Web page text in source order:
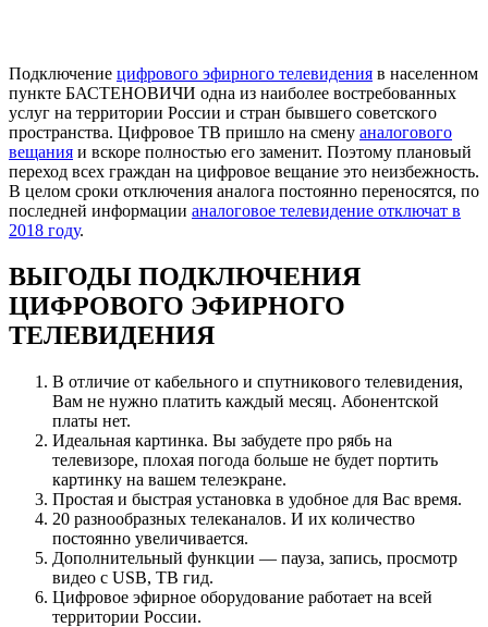
Подключение цифрового эфирного телевидения в населенном
пункте БАСТЕНОВИЧИ одна из наиболее востребованных
услуг на территории России и стран бывшего советского
пространства. Цифровое ТВ пришло на смену аналогового
вещания и вскоре полностью его заменит. Поэтому плановый
переход всех граждан на цифровое вещание это неизбежность.
В целом сроки отключения аналога постоянно переносятся, по
последней информации аналоговое телевидение отключат в
2018 году.
ВЫГОДЫ ПОДКЛЮЧЕНИЯ
ЦИФРОВОГО ЭФИРНОГО
ТЕЛЕВИДЕНИЯ
В отличие от кабельного и спутникового телевидения,
Вам не нужно платить каждый месяц. Абонентской
платы нет.
Идеальная картинка. Вы забудете про рябь на
телевизоре, плохая погода больше не будет портить
картинку на вашем телеэкране.
Простая и быстрая установка в удобное для Вас время.
20 разнообразных телеканалов. И их количество
постоянно увеличивается.
Дополнительный функции — пауза, запись, просмотр
видео с USB, ТВ гид.
Цифровое эфирное оборудование работает на всей
территории России.